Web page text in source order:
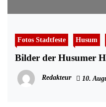
Fotos Stadtfeste Husum
Bilder der Husumer
Redakteur 10.